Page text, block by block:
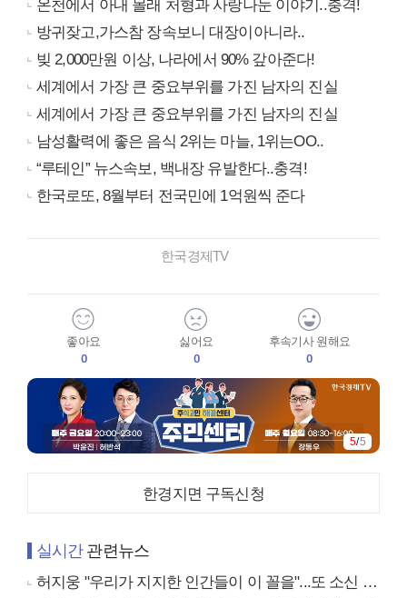
온천에서 아내 몰래 처형과 사랑나눈 이야기..충격!
방귀잦고,가스참 장속보니 대장이아니라..
빚 2,000만원 이상, 나라에서 90% 갚아준다!
세계에서 가장 큰 중요부위를 가진 남자의 진실
세계에서 가장 큰 중요부위를 가진 남자의 진실
남성활력에 좋은 음식 2위는 마늘, 1위는OO..
“루테인” 뉴스속보, 백내장 유발한다..충격!
한국로또, 8월부터 전국민에 1억원씩 준다
한국경제TV
좋아요
0
싫어요
0
후속기사 원해요
0
5/5
한경지면 구독신청
실시간관련뉴스
허지웅 "우리가 지지한 인간들이 이 꼴을"...또 소신 발언